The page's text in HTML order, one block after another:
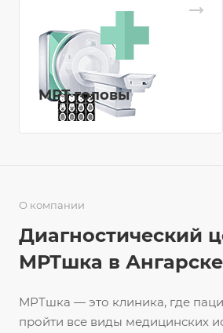
МРТ головы
О компании
Диагностический
МРТшка в Ангарске
МРТшка — это клиника, где
пройти все виды медицинских